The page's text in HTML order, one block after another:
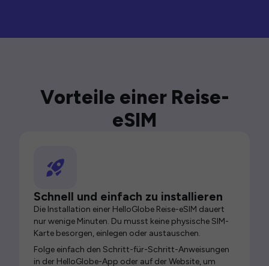
Vorteile einer Reise-
eSIM
Schnell und einfach zu installieren
Die Installation einer HelloGlobe Reise-eSIM dauert
nur wenige Minuten. Du musst keine physische SIM-
Karte besorgen, einlegen oder austauschen.
Folge einfach den Schritt-für-Schritt-Anweisungen
in der HelloGlobe-App oder auf der Website, um